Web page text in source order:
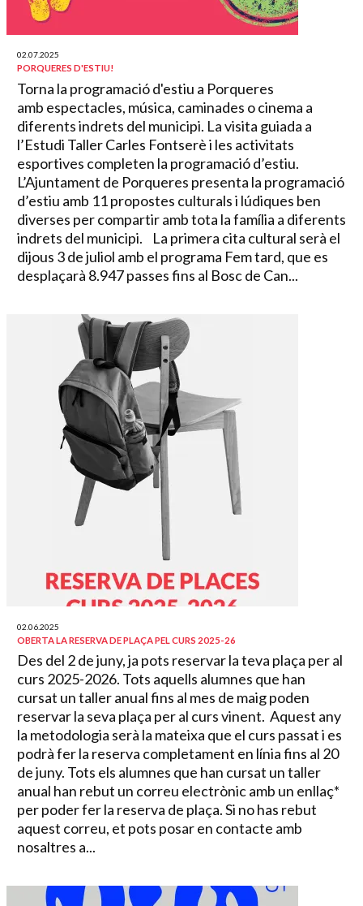
02.07.2025
PORQUERES D'ESTIU!
Torna la programació d'estiu a Porqueres
amb espectacles, música, caminades o cinema a
diferents indrets del municipi. La visita guiada a
l’Estudi Taller Carles Fontserè i les activitats
esportives completen la programació d’estiu.
L’Ajuntament de Porqueres presenta la programació
d’estiu amb 11 propostes culturals i lúdiques ben
diverses per compartir amb tota la família a diferents
indrets del municipi. La primera cita cultural serà el
dijous 3 de juliol amb el programa Fem tard, que es
desplaçarà 8.947 passes fins al Bosc de Can...
02.06.2025
OBERTA LA RESERVA DE PLAÇA PEL CURS 2025-26
Des del 2 de juny, ja pots reservar la teva plaça per al
curs 2025-2026. Tots aquells alumnes que han
cursat un taller anual fins al mes de maig poden
reservar la seva plaça per al curs vinent. Aquest any
la metodologia serà la mateixa que el curs passat i es
podrà fer la reserva completament en línia fins al 20
de juny. Tots els alumnes que han cursat un taller
anual han rebut un correu electrònic amb un enllaç*
per poder fer la reserva de plaça. Si no has rebut
aquest correu, et pots posar en contacte amb
nosaltres a...